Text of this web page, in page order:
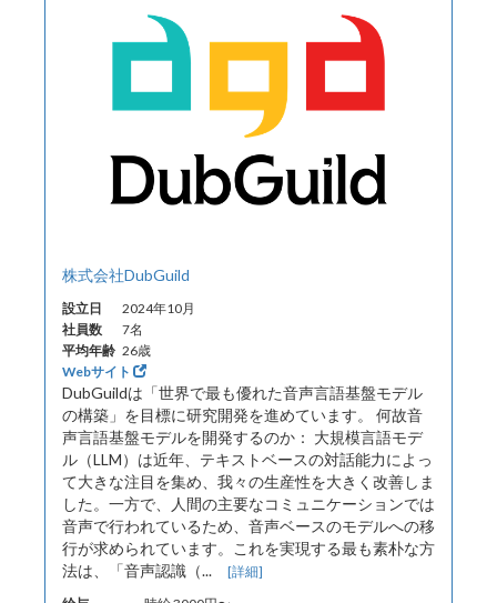
株式会社DubGuild
設立日
2024年10月
社員数
7名
平均年齢 26歳
Webサイト
DubGuildは「世界で最も優れた音声言語基盤モデル
の構築」を目標に研究開発を進めています。 何故音
声言語基盤モデルを開発するのか： 大規模言語モデ
ル（LLM）は近年、テキストベースの対話能力によっ
て大きな注目を集め、我々の生産性を大きく改善しま
した。一方で、人間の主要なコミュニケーションでは
音声で行われているため、音声ベースのモデルへの移
行が求められています。これを実現する最も素朴な方
法は、「音声認識（... [詳細]